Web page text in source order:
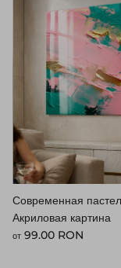
Современная
Акриловая картина
Стандартная цена
от 99.00 RON